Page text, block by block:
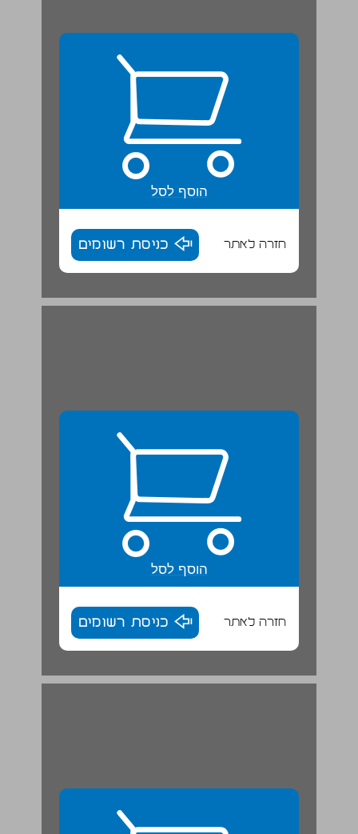
הוסף לסל
חזרה לאתר כניסת רשומים
הוסף לסל
חזרה לאתר כניסת רשומים
ולסיכום - דרום הארץ, אזור מדברי בישראל ... 20